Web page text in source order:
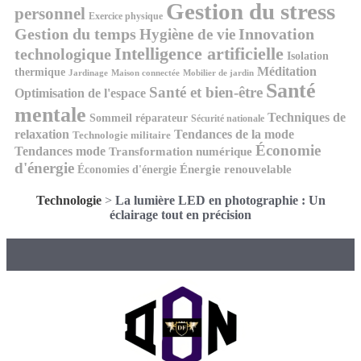
personnel Exercice physique Gestion du stress
Gestion du temps Hygiène de vie Innovation
technologique Intelligence artificielle Isolation
thermique Jardinage Maison connectée Mobilier de jardin Méditation
Optimisation de l'espace Santé et bien-être Santé
mentale Sommeil réparateur Sécurité nationale Techniques de
relaxation Technologie militaire Tendances de la mode
Tendances mode Transformation numérique Économie
d'énergie Économies d'énergie Énergie renouvelable
Technologie> La lumière LED en photographie : Un
éclairage tout en précision